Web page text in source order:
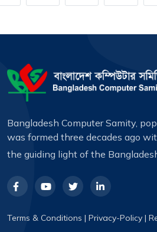
Bangladesh Computer Samity,
was formed three decades ago
the guiding light of the
Terms & Conditions | Privacy-Policy |